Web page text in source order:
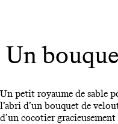
Un
Un petit royaume de sable
l’abri d’un bouquet de
d’un cocotier